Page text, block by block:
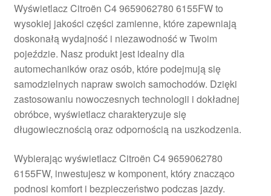
Moje konto
O nas
Płatności
Polityka prywatności
Procedura reklamacyjna
Skarga
Wyświetlacz Citroën C4 9659062780 6155FW to
wysokiej jakości części zamienne, które zapewniają
doskonałą wydajność i niezawodność w Twoim
pojeździe. Nasz produkt jest idealny dla
automechaników oraz osób, które podejmują się
samodzielnych napraw swoich samochodów. Dzięki
zastosowaniu nowoczesnych technologii i dokładnej
obróbce, wyświetlacz charakteryzuje się
długowiecznością oraz odpornością na uszkodzenia.
Wybierając wyświetlacz Citroën C4 9659062780
6155FW, inwestujesz w komponent, który znacząco
podnosi komfort i bezpieczeństwo podczas jazdy.